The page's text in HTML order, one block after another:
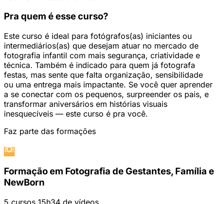
Pra quem é esse curso?
Este curso é ideal para fotógrafos(as) iniciantes ou
intermediários(as) que desejam atuar no mercado de
fotografia infantil com mais segurança, criatividade e
técnica. Também é indicado para quem já fotografa
festas, mas sente que falta organização, sensibilidade
ou uma entrega mais impactante. Se você quer aprender
a se conectar com os pequenos, surpreender os pais, e
transformar aniversários em histórias visuais
inesquecíveis — este curso é pra você.
Faz parte das formações
Formação em Fotografia de Gestantes, Família e
NewBorn
5 cursos 15h34 de vídeos